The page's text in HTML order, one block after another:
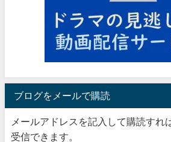
ブログをメールで購読
メールアドレスを記入して購読すれ
受信できます。